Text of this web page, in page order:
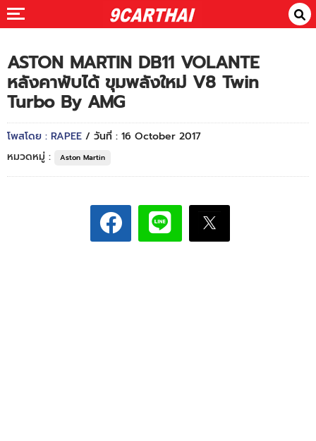
ASTON MARTIN DB11 VOLANTE
หลังคาพับได้ ขุมพลังใหม่ V8 Twin
Turbo By AMG
โพสโดย : RAPEE / วันที่ : 16 October 2017
หมวดหมู่ :
Aston Martin